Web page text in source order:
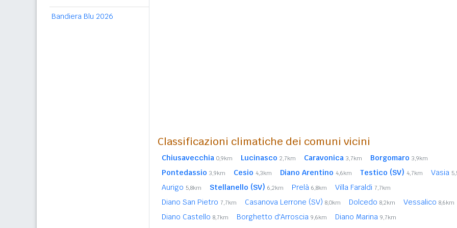
Bandiera Blu 2026
Classificazioni climatiche dei comuni vicini
Chiusavecchia 0,9km Lucinasco 2,7km Caravonica 3,7km Borgomaro 3,9km
Pontedassio 3,9km Cesio 4,3km Diano Arentino 4,6km Testico (SV) 4,7km Vasia
Aurigo 5,8km Stellanello (SV) 6,2km Prelà 6,8km Villa Faraldi 7,7km
Diano San Pietro 7,7km Casanova Lerrone (SV) 8,0km Dolcedo 8,2km Vessalico 8,6km
Diano Castello 8,7km Borghetto d'Arroscia 9,6km Diano Marina 9,7km